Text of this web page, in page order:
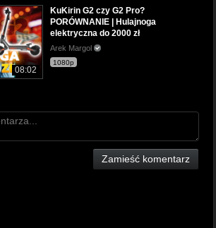
08:02
KuKirin G2 czy G2 Pro?
PORÓWNANIE | Hulajnoga
elektryczna do 2000 zł
Arek Margol
1080p
Zamieść komentarz